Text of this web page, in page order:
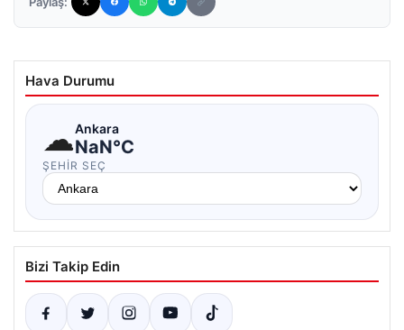
Hava Durumu
☁Ankara
NaN°C
ŞEHIR SEÇ
Bizi Takip Edin